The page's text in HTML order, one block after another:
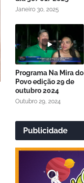
Janeiro 30, 2025
Programa Na Mira do
Povo edição 29 de
outubro 2024
Outubro 29, 2024
Publicidade